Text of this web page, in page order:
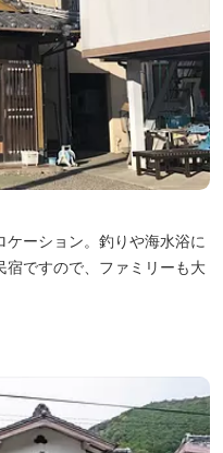
ーション。釣りや海水浴に
宿ですので、ファミリーも大